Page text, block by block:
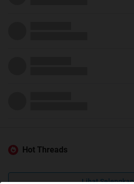
Hot Threads
Lihat